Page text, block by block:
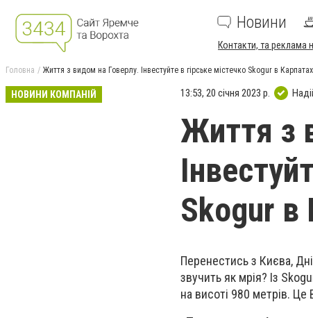
Новини
Контакти, та реклама
Головна Життя з видом на Говерлу. Інвестуйте в гірське містечко Skogur в Карпатах
НОВИНИ КОМПАНІЙ 13:53, 20 січня 2023 р.
Життя з
Skogur в
Перенестись з Києва,
звучить як мрія? Із
на висоті 980 метрів. Це